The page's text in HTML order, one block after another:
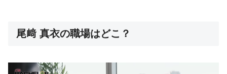
尾﨑 真衣の職場はどこ？